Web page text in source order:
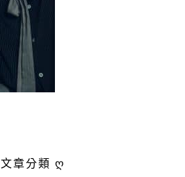
文章分類 ღ